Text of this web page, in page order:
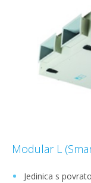
Modular L
Jedinica s